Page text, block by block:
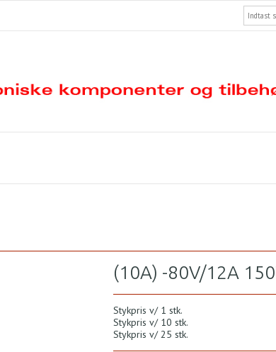
(10A) -80V/12A
Stykpris v/ 1 stk.
Stykpris v/ 10 stk.
Stykpris v/ 25 stk.